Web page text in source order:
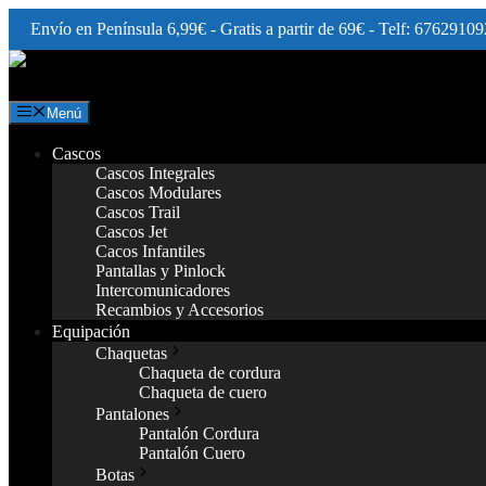
Envío en Península 6,99€ - Gratis a partir de 69€ - Telf:
Saltar
contenido
Menú
Cascos
Cascos Integrales
Cascos Modulares
Cascos Trail
Cascos Jet
Cacos Infantiles
Pantallas y Pinlock
Intercomunicadores
Recambios y Accesorios
Equipación
Chaquetas
Chaqueta de cordura
Chaqueta de cuero
Pantalones
Pantalón Cordura
Pantalón Cuero
Botas